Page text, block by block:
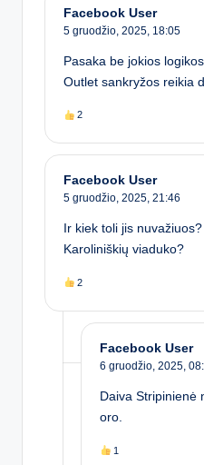
Facebook User
5 gruodžio, 2025, 18:05
Pasaka be jokios
Outlet sankryžos reikia
2
Facebook User
5 gruodžio, 2025, 21:46
Ir kiek toli jis
Karoliniškių viaduko?
2
Facebook User
6 gruodžio, 2025,
Daiva Stripinienė
oro.
1